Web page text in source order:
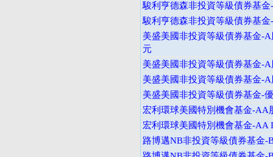
駿利亨德森非投資等級債券基
駿利亨德森非投資等級債券基金
美盛美國非投資等級債券基金-
元
美盛美國非投資等級債券基金-
美盛美國非投資等級債券基金-
美盛美國非投資等級債券基金-
宏利環球美國特別機會基金-AA
宏利環球美國特別機會基金-AA
路博邁NB非投資等級債券基金-